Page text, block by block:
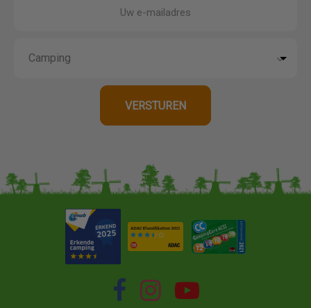
Uw e-mailadres